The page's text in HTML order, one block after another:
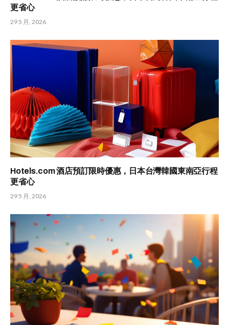
更省心
29 5 月, 2026
Hotels.com 酒店預訂限時優惠，日本台灣韓國東南亞行程
更省心
29 5 月, 2026